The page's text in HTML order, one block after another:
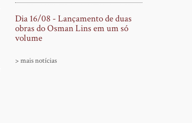
Dia 16/08 - Lançamento de duas
obras do Osman Lins em um só
volume
> mais notícias